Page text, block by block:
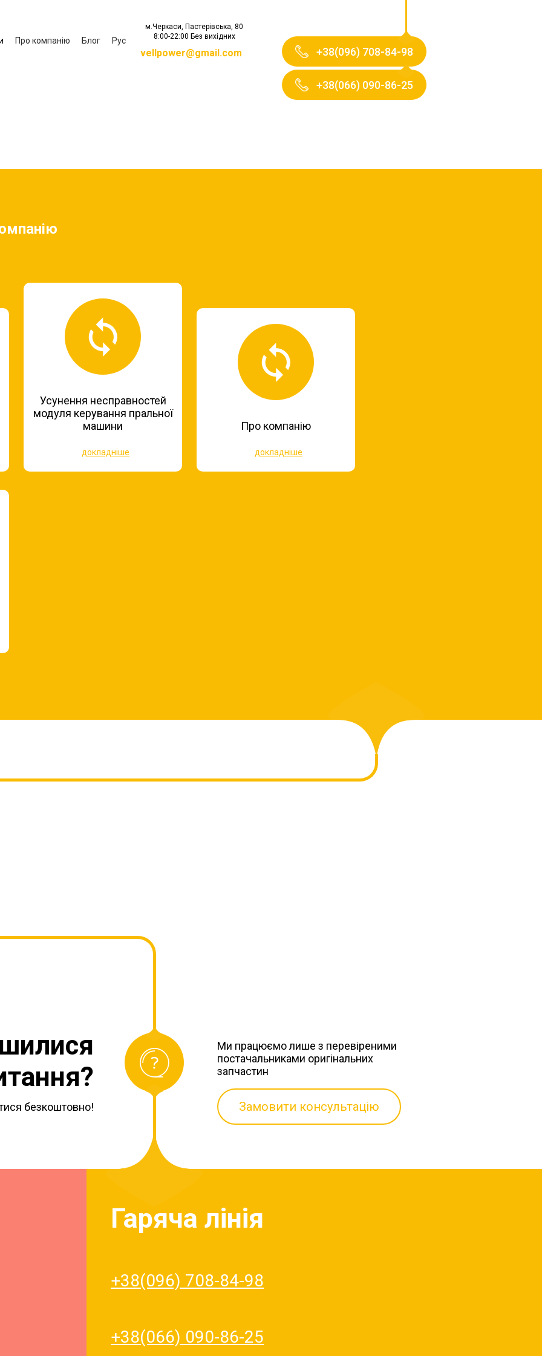
Про компанію Блог Рус
м.Черкаси, Пастерівська, 80
8:00-22:00 Без вихідних
vellpower@gmail.com +38(096) 708-84-98
+38(066) 090-86-25
Усунення несправностей
модуля керування пральної
машини
докладніше
Про компанію
докладніше
безкоштовно!
Ми працюємо лише з перевіреними
постачальниками оригінальних
запчастин
Замовити консультацію
Гаряча лінія
+38(096) 708-84-98
+38(066) 090-86-25